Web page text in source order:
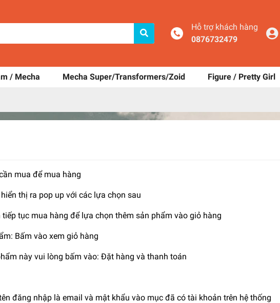
Hỗ trợ khách hàng
0876732479
/ Mecha Mecha Super/Transformers/Zoid Figure / Pretty Girl
mua để mua hàng
thị ra pop up với các lựa chọn sau
tục mua hàng để lựa chọn thêm sản phẩm vào giỏ hàng
Bấm vào xem giỏ hàng
này vui lòng bấm vào: Đặt hàng và thanh toán
đăng nhập là email và mật khẩu vào mục đã có tài khoản trên hệ thống